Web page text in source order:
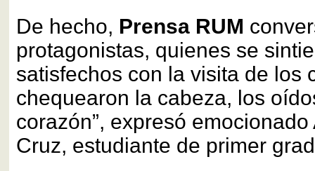
De hecho, Prensa RUM
protagonistas, quienes se
satisfechos con la visita de los
chequearon la cabeza, los
corazón”, expresó
Cruz, estudiante de primer